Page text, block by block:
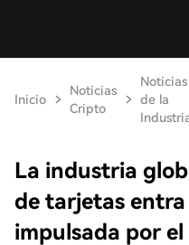
Inicio
Noticias
Cripto
Noticias
de la
La industria
de tarjetas entra
impulsada por el